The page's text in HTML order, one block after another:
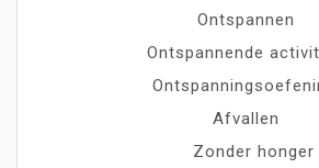
Ontspannen
Ontspannende
Afvallen
Zonder honger